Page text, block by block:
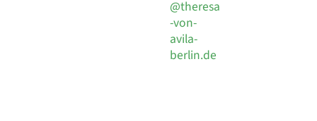
@theresa
-von-
avila-
berlin.de